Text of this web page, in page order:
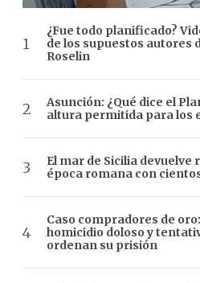
¿Fue todo planificado?
de los supuestos autores
Roselin
Asunción: ¿Qué dice el
altura permitida para los
El mar de Sicilia devuelve
época romana con
Caso compradores de
homicidio doloso y
ordenan su prisión